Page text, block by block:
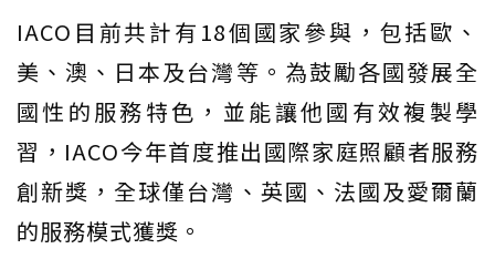
IACO目前共計有18個國家參與，包括歐、
美、澳、日本及台灣等。為鼓勵各國發展全
國性的服務特色，並能讓他國有效複製學
習，IACO今年首度推出國際家庭照顧者服務
創新獎，全球僅台灣、英國、法國及愛爾蘭
的服務模式獲獎。